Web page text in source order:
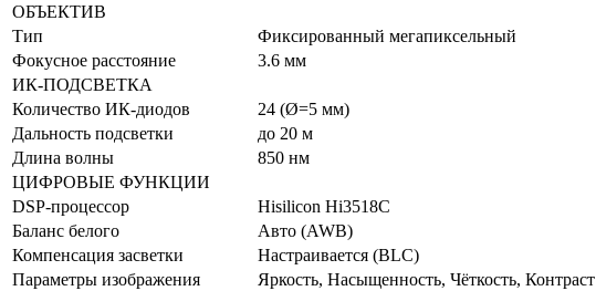
ОБЪЕКТИВ
Тип
Фиксированный мегапиксельный
Фокусное расстояние
3.6 мм
ИК-ПОДСВЕТКА
Количество ИК-диодов
24 (Ø=5 мм)
Дальность подсветки
до 20 м
Длина волны
850 нм
ЦИФРОВЫЕ ФУНКЦИИ
DSP-процессор
Hisilicon Hi3518С
Баланс белого
Авто (AWB)
Компенсация засветки
Настраивается (BLC)
Параметры изображения
Яркость, Насыщенность, Чёткость, Контраст